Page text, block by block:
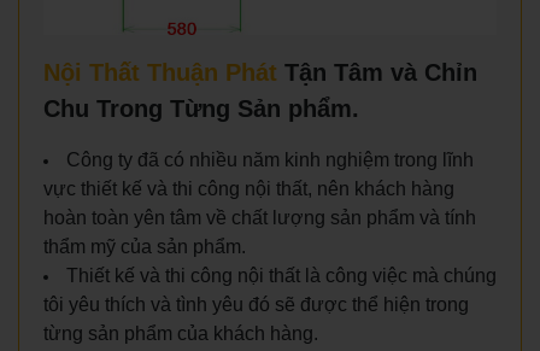
Nội Thất Thuận Phát Tận Tâm và Chỉn
Chu Trong Từng Sản phẩm.
Công ty đã có nhiều năm kinh nghiệm trong lĩnh
vực thiết kế và thi công nội thất, nên khách hàng
hoàn toàn yên tâm về chất lượng sản phẩm và tính
thẩm mỹ của sản phẩm.
Thiết kế và thi công nội thất là công việc mà chúng
tôi yêu thích và tình yêu đó sẽ được thể hiện trong
từng sản phẩm của khách hàng.